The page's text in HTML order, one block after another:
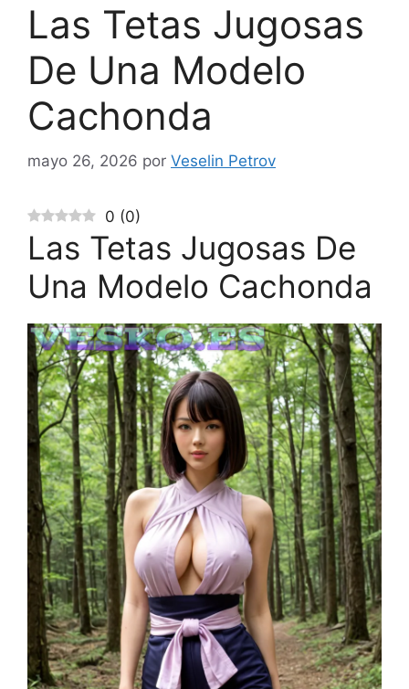
Las Tetas Jugosas
De Una Modelo
Cachonda
mayo 26, 2026 por Veselin Petrov
0 (0)
Las Tetas Jugosas De
Una Modelo Cachonda